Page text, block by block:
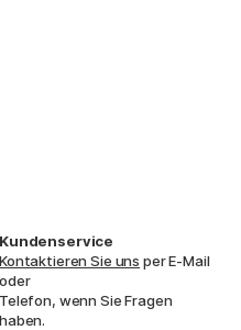
Kundenservice
Kontaktieren Sie uns per E-Mail
oder
Telefon, wenn Sie Fragen
haben.